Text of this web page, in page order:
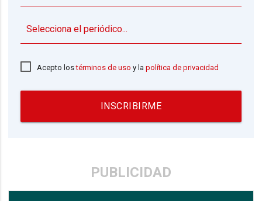
Acepto lostérminos de uso y lapolítica de privacidad
INSCRIBIRME
PUBLICIDAD